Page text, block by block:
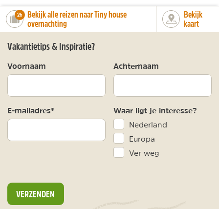
number_of_trips:
26
Bekijk alle reizen naar Tiny house
overnachting
Bekijk
kaart
Vakantietips & Inspiratie?
Voornaam Achternaam
E-mailadres* Waar ligt je interesse?
Nederland
Europa
Ver weg
VERZENDEN